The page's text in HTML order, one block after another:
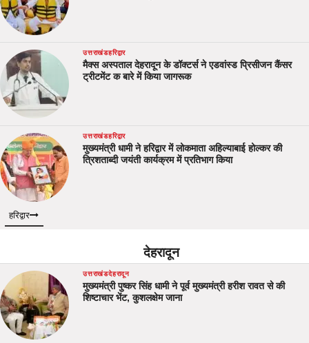
उत्तराखंडहरिद्वार
मैक्स अस्पताल देहरादून के डॉक्टर्स ने एडवांस्ड प्रिसीजन कैंसर
ट्रीटमेंट क बारे में किया जागरूक
उत्तराखंडहरिद्वार
मुख्यमंत्री धामी ने हरिद्वार में लोकमाता अहिल्याबाई होल्कर की
त्रिशताब्दी जयंती कार्यक्रम में प्रतिभाग किया
हरिद्वार
देहरादून
उत्तराखंडदेहरादून
मुख्यमंत्री पुष्कर सिंह धामी ने पूर्व मुख्यमंत्री हरीश रावत से की
शिष्टाचार भेंट, कुशलक्षेम जाना